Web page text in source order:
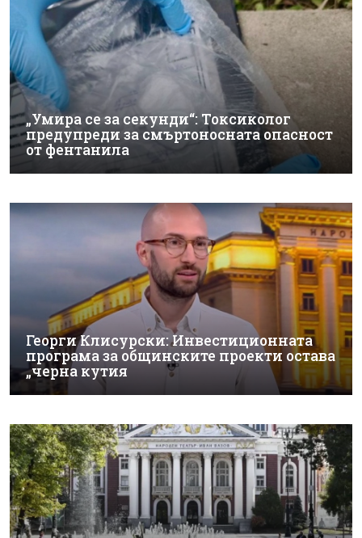
„Умира се за секунди“: Токсиколог
предупреди за смъртоносната опасност
от фентанила
Георги Клисурски: Инвестиционната
програма за общинските проекти остава
„черна кутия